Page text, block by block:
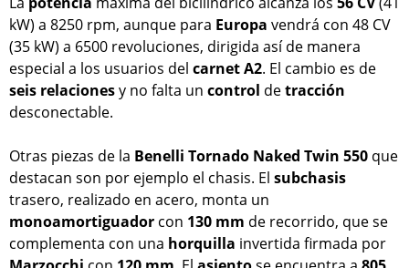
kW) a 8250 rpm, aunque para Europa vendrá con 48 CV
(35 kW) a 6500 revoluciones, dirigida así de manera
especial a los usuarios del carnetA2. El cambio es de
seis relacionesy no falta un control detracción
desconectable.
Otras piezas de la Benelli Tornado Naked Twin 550 que
destacan son por ejemplo el chasis. El subchasis
trasero, realizado en acero, monta un
monoamortiguador con 130 mm de recorrido, que se
complementa con una horquilla invertida firmada por